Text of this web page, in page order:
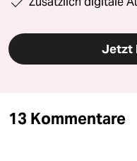
Jetzt
13 Kommentare